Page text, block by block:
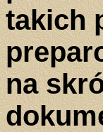
takich
na